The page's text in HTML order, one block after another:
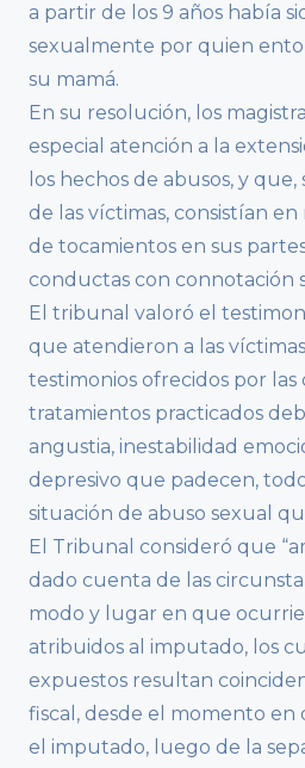
a partir de los 9 años había
sexualmente por quien
su mamá.
En su resolución, los
especial atención a la
los hechos de abusos, y
de las víctimas, consistían
de tocamientos en sus
conductas con connotación
El tribunal valoró el
que atendieron a las
testimonios ofrecidos por
tratamientos practicados
angustia, inestabilidad
depresivo que padecen,
situación de abuso sexual
El Tribunal consideró que
dado cuenta de las
modo y lugar en que
atribuidos al imputado, los
expuestos resultan
fiscal, desde el momento en
el imputado, luego de la